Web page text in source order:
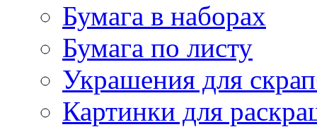
Бумага в наборах
Бумага по листу
Украшения для
Картинки для